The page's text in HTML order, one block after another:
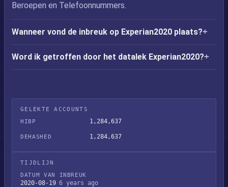
Beroepen en Telefoonnummers.
Wanneer vond de inbreuk op Experian2020 plaats?
Word ik getroffen door het datalek Experian2020?
GELEKTE ACCOUNTS
HIBP
1,284,637
DEHASHED 1,284,637
TIJDLIJN
DATUM VAN INBREUK
2020-08-19 6 years ago